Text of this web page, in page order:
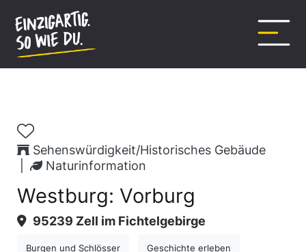
springen
Sehenswürdigkeit/Historisches Gebäude
Naturinformation
Westburg: Vorburg
95239 Zell im Fichtelgebirge
Burgen und Schlösser Geschichte erleben